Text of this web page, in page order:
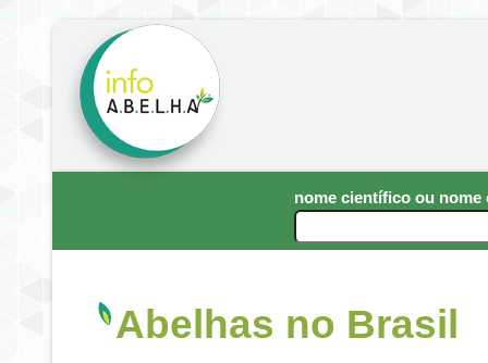
nome científico ou nome
Abelhas no Brasil